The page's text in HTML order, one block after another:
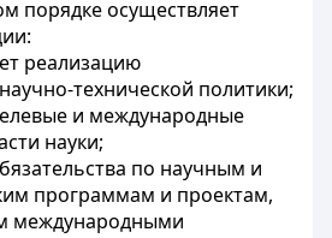
порядке осуществляет
реализацию
технической политики;
и международные
науки;
по научным и
программам и проектам,
международными